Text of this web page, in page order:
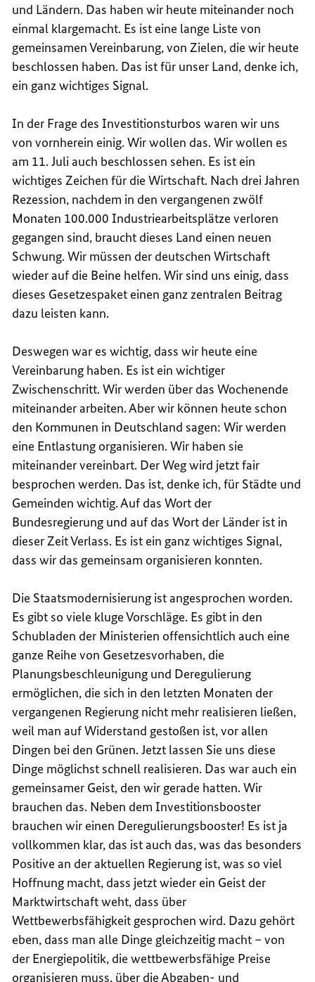
und Ländern. Das haben wir heute miteinander noch
einmal klargemacht. Es ist eine lange Liste von
gemeinsamen Vereinbarung, von Zielen, die wir heute
beschlossen haben. Das ist für unser Land, denke ich,
ein ganz wichtiges Signal.
In der Frage des Investitionsturbos waren wir uns
von vornherein einig. Wir wollen das. Wir wollen es
am 11. Juli auch beschlossen sehen. Es ist ein
wichtiges Zeichen für die Wirtschaft. Nach drei Jahren
Rezession, nachdem in den vergangenen zwölf
Monaten 100.000 Industriearbeitsplätze verloren
gegangen sind, braucht dieses Land einen neuen
Schwung. Wir müssen der deutschen Wirtschaft
wieder auf die Beine helfen. Wir sind uns einig, dass
dieses Gesetzespaket einen ganz zentralen Beitrag
dazu leisten kann.
Deswegen war es wichtig, dass wir heute eine
Vereinbarung haben. Es ist ein wichtiger
Zwischenschritt. Wir werden über das Wochenende
miteinander arbeiten. Aber wir können heute schon
den Kommunen in Deutschland sagen: Wir werden
eine Entlastung organisieren. Wir haben sie
miteinander vereinbart. Der Weg wird jetzt fair
besprochen werden. Das ist, denke ich, für Städte und
Gemeinden wichtig. Auf das Wort der
Bundesregierung und auf das Wort der Länder ist in
dieser Zeit Verlass. Es ist ein ganz wichtiges Signal,
dass wir das gemeinsam organisieren konnten.
Die Staatsmodernisierung ist angesprochen worden.
Es gibt so viele kluge Vorschläge. Es gibt in den
Schubladen der Ministerien offensichtlich auch eine
ganze Reihe von Gesetzesvorhaben, die
Planungsbeschleunigung und Deregulierung
ermöglichen, die sich in den letzten Monaten der
vergangenen Regierung nicht mehr realisieren ließen,
weil man auf Widerstand gestoßen ist, vor allen
Dingen bei den Grünen. Jetzt lassen Sie uns diese
Dinge möglichst schnell realisieren. Das war auch ein
gemeinsamer Geist, den wir gerade hatten. Wir
brauchen das. Neben dem Investitionsbooster
brauchen wir einen Deregulierungsbooster! Es ist ja
vollkommen klar, das ist auch das, was das besonders
Positive an der aktuellen Regierung ist, was so viel
Hoffnung macht, dass jetzt wieder ein Geist der
Marktwirtschaft weht, dass über
Wettbewerbsfähigkeit gesprochen wird. Dazu gehört
eben, dass man alle Dinge gleichzeitig macht – von
der Energiepolitik, die wettbewerbsfähige Preise
organisieren muss, über die Abgaben- und